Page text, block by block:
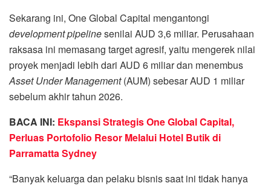
Sekarang ini, One Global Capital mengantongi
development pipelinesenilai AUD 3,6 miliar. Perusahaan
raksasa ini memasang target agresif, yaitu mengerek nilai
proyek menjadi lebih dari AUD 6 miliar dan menembus
Asset Under Management(AUM) sebesar AUD 1 miliar
sebelum akhir tahun 2026.
BACA INI: Ekspansi Strategis One Global Capital,
Perluas Portofolio Resor Melalui Hotel Butik di
Parramatta Sydney
“Banyak keluarga dan pelaku bisnis saat ini tidak hanya